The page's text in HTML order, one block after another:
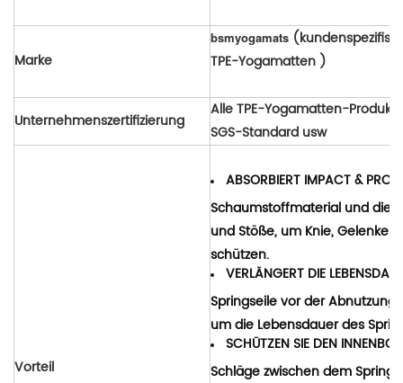
Marke
bsmyogamats
TPE-Yogamatten )
Unternehmenszertifizierung
Alle TPE-Yogamatten-
SGS-Standard usw
Vorteil
ABSORBIERT IMPACT &
Schaumstoffmaterial und die
und Stöße, um Knie, Gelenke
schützen.
VERLÄNGERT DIE
Springseile vor der
um die Lebensdauer des
SCHÜTZEN SIE DEN
Schläge zwischen dem